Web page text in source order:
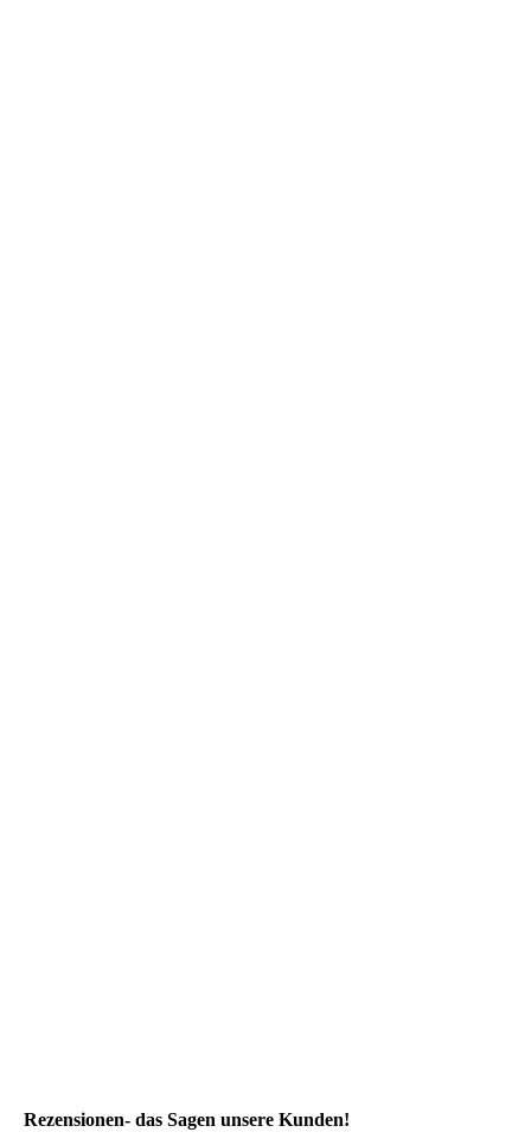
Rezensionen- das Sagen unsere Kunden!